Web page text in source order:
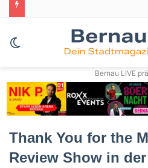
Skin umschalten
Bernau LIVE
Thank You for the
Review Show in